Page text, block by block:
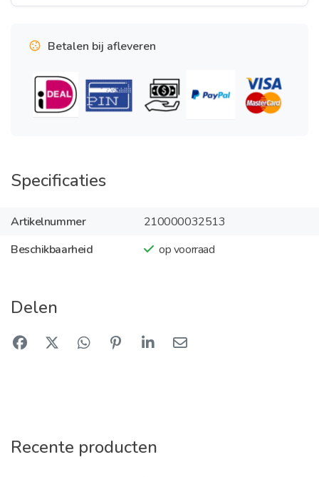
Betalen bij afleveren
Specificaties
Artikelnummer
210000032513
Beschikbaarheid
op voorraad
Delen
Recente producten